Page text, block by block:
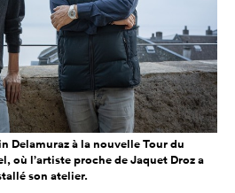
Delamuraz à la nouvelle Tour du
où l’artiste proche de Jaquet Droz a
son atelier.